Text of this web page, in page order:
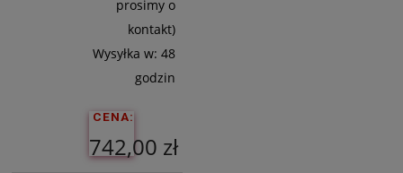
prosimy o
kontakt)
Wysyłka w: 48
godzin
CENA:
742,00 zł